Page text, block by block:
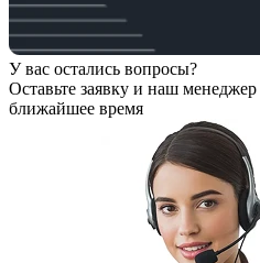
У вас остались вопросы?
Оставьте заявку и наш менеджер
ближайшее время